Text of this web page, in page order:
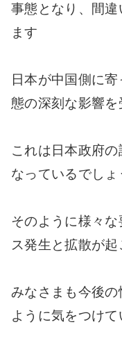
事態となり、間
ます
日本が中国側に
態の深刻な影響
これは日本政府
なっているでしょ
そのように様々
ス発生と拡散が
みなさまも今後
ように気をつけ